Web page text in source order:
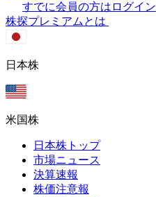
すでに会員の方はログイン
株探プレミアムとは
日本株
米国株
日本株トップ
市場ニュース
決算速報
株価注意報